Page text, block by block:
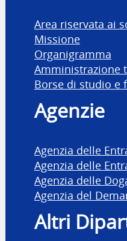
Area riservata ai
Missione
Organigramma
Amministrazione
Borse di studio e
Agenzie
Agenzia delle
Agenzia delle
Agenzia delle
Agenzia del
Altri